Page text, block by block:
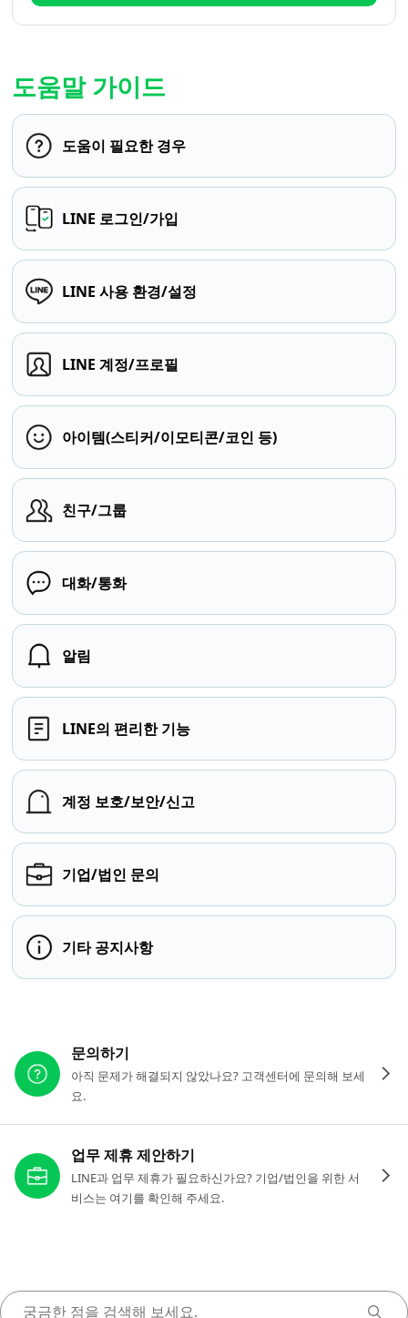
도움말 가이드
도움이 필요한 경우
LINE 로그인/가입
LINE 사용 환경/설정
LINE 계정/프로필
아이템(스티커/이모티콘/코인 등)
친구/그룹
대화/통화
알림
LINE의 편리한 기능
계정 보호/보안/신고
기업/법인 문의
기타 공지사항
문의하기
아직 문제가 해결되지 않았나요? 고객센터에 문의해 보세
요.
업무 제휴 제안하기
LINE과 업무 제휴가 필요하신가요? 기업/법인을 위한 서
비스는 여기를 확인해 주세요.